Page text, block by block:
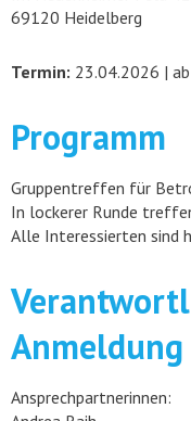
69120 Heidelberg
Termin: 23.04.2026 |
Programm
Gruppentreffen für
In lockerer Runde
Alle Interessierten sind
Anmeldung
Ansprechpartnerinnen: